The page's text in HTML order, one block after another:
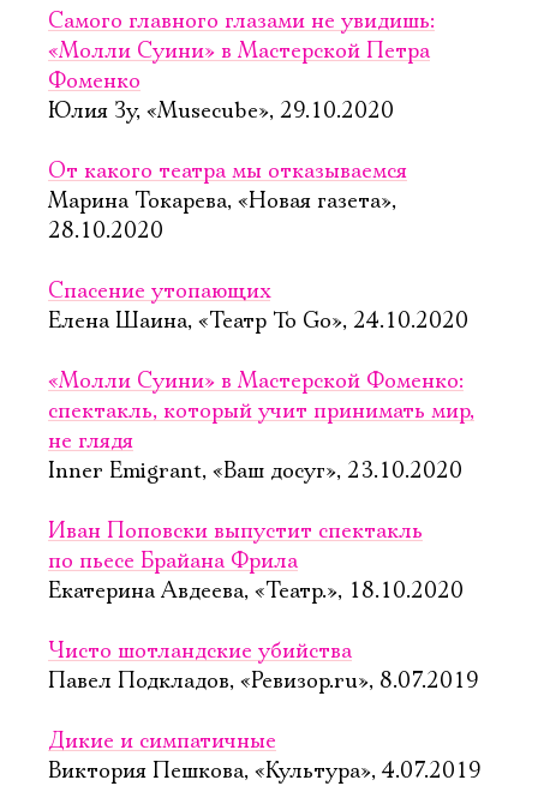
Самого главного глазами не увидишь:
«Молли Суини» в Мастерской Петра
Фоменко
Юлия Зу, «Musecube», 29.10.2020
От какого театра мы отказываемся
Марина Токарева, «Новая газета»,
28.10.2020
Спасение утопающих
Елена Шаина, «Театр To Go», 24.10.2020
«Молли Суини» в Мастерской Фоменко:
спектакль, который учит принимать мир,
не глядя
Inner Emigrant, «Ваш досуг», 23.10.2020
Иван Поповски выпустит спектакль
по пьесе Брайана Фрила
Екатерина Авдеева, «Театр.», 18.10.2020
Чисто шотландские убийства
Павел Подкладов, «Ревизор.ru», 8.07.2019
Дикие и симпатичные
Виктория Пешкова, «Культура», 4.07.2019